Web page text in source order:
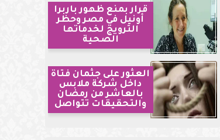
قرار بمنع ظهور باربرا
أونيل في مصر وحظر
الترويج لخدماتها
الصحية
العثور على جثمان فتاة
داخل شركة ملابس
بالعاشر من رمضان
والتحقيقات تتواصل